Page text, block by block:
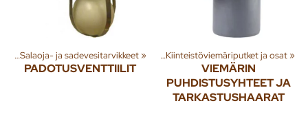
‪»Salaoja- ja sadevesitarvikkeet‪»
PADOTUSVENTTIILIT
‪» Jäte- ja sadevesi‪» Viemäriputket ‪» Kiinteistöviemäriputket ja osat‪»
VIEMÄRIN
PUHDISTUSYHTEET JA
TARKASTUSHAARAT